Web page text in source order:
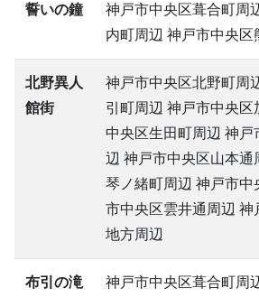
誓いの鐘
神戸市中央区葺合町周
内町周辺 神戸市中央区
北野異人
館街
神戸市中央区北野町周
引町周辺 神戸市中央
中央区生田町周辺 神戸
辺 神戸市中央区山本通
琴ノ緒町周辺 神戸市中
市中央区雲井通周辺 神
地方周辺
布引の滝 神戸市中央区葺合町周